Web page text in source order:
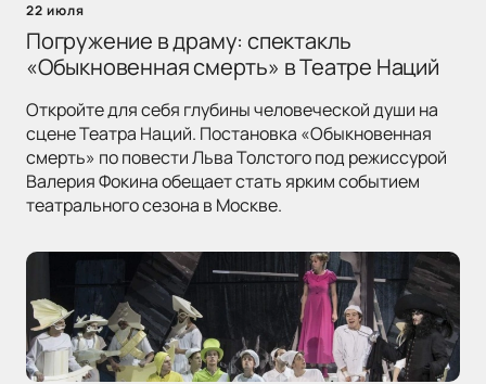
22 июля
Погружение в драму: спектакль
«Обыкновенная смерть» в Театре Наций
Откройте для себя глубины человеческой души на
сцене Театра Наций. Постановка «Обыкновенная
смерть» по повести Льва Толстого под режиссурой
Валерия Фокина обещает стать ярким событием
театрального сезона в Москве.